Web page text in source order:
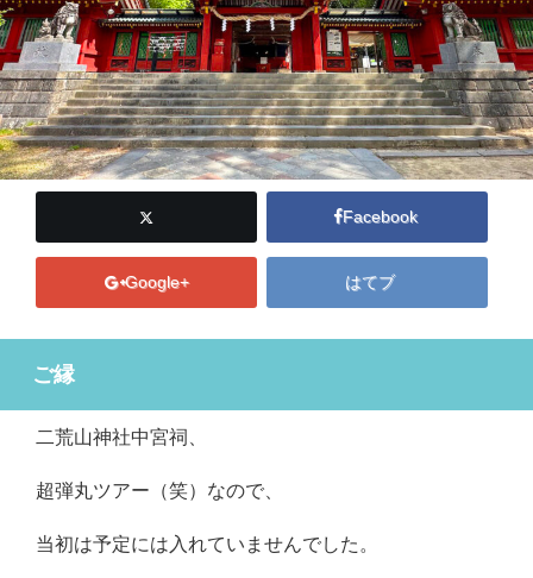
Facebook
Google+ はてブ
ご縁
二荒山神社中宮祠、
超弾丸ツアー（笑）なので、
当初は予定には入れていませんでした。